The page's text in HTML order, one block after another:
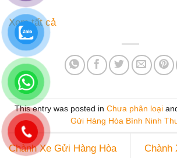
Xem tất cả
This entry was posted in Chưa phân loại
Gửi Hàng Hòa Bình Ninh
Chành Xe Gửi Hàng Hòa Chành